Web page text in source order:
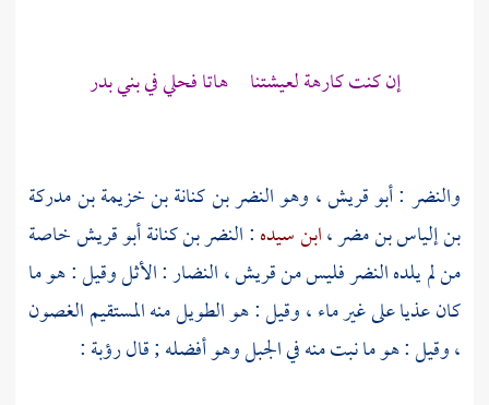
إن كنت كارهة لعيشتنا هاتا فحلي في بني بدر
والنضر : أبو قريش ، وهوالنضر بن كنانة بن خزيمة بن مدركة
بن إلياس بن مضر،ابن سيده:النضر بن كنانةأبو قريش خاصة
من لم يلدهالنضرفليس من قريش ، النضار : الأثل وقيل : هو ما
كان عذيا على غير ماء ، وقيل : هو الطويل منه المستقيم الغصون
، وقيل : هو ما نبت منه في الجبل وهو أفضله ; قالرؤبة: